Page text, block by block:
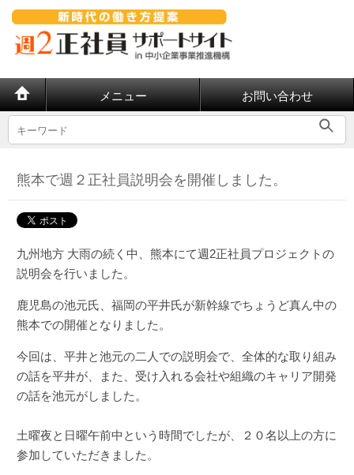
メニュー お問い合わせ
熊本で週２正社員説明会を開催しました。
九州地方 大雨の続く中、熊本にて週2正社員プロジェクトの
説明会を行いました。
鹿児島の池元氏、福岡の平井氏が新幹線でちょうど真ん中の
熊本での開催となりました。
今回は、平井と池元の二人での説明会で、全体的な取り組み
の話を平井が、また、受け入れる会社や組織のキャリア開発
の話を池元がしました。
土曜夜と日曜午前中という時間でしたが、２０名以上の方に
参加していただきました。